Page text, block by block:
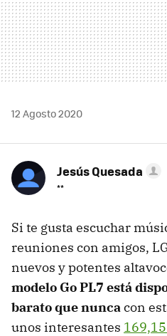
12 Agosto 2020
Jesús Quesada
**
Si te gusta escuchar
reuniones con amigos,
nuevos y potentes
modelo Go PL7 está
barato que nuncacon
unos interesantes